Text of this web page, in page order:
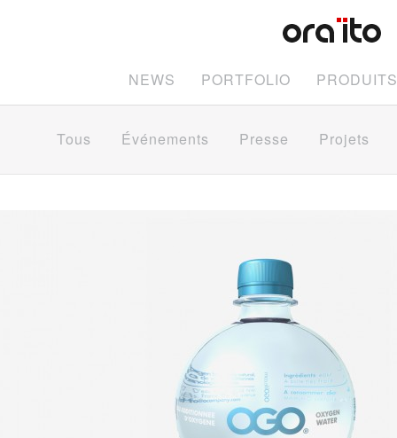
NEWS PORTFOLIO PRODUITS
Tous Événements Presse Projets